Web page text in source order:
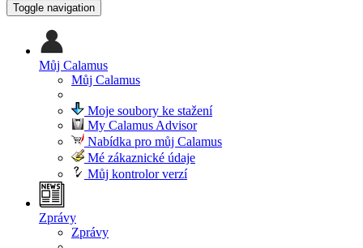
Toggle navigation
Můj Calamus
Můj Calamus
Moje soubory ke stažení
My Calamus Advisor
Nabídka pro můj Calamus
Mé zákaznické údaje
Můj kontrolor verzí
Zprávy
Zprávy